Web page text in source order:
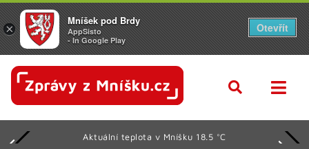
Aktuální teplota v Mníšku 18.5 °C
×
Mníšek pod Brdy
AppSisto
- In Google Play
Otevřít